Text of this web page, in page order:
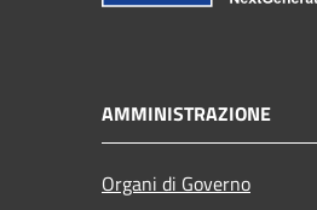
AMMINISTRAZIONE
Organi di Governo